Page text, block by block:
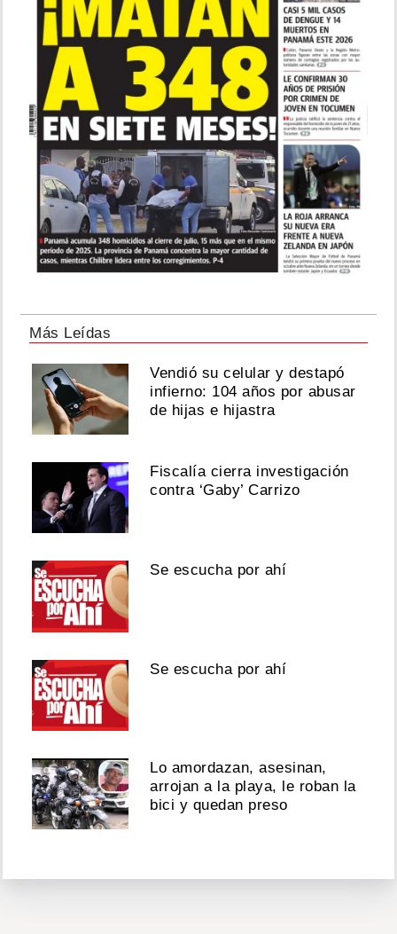
Más Leídas
Vendió su celular y destapó
infierno: 104 años por abusar
de hijas e hijastra
Fiscalía cierra investigación
contra ‘Gaby’ Carrizo
Se escucha por ahí
Se escucha por ahí
Lo amordazan, asesinan,
arrojan a la playa, le roban la
bici y quedan preso